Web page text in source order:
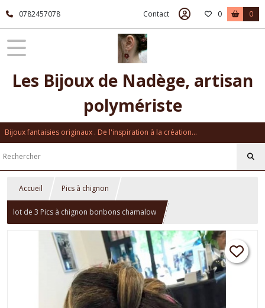
0782457078 Contact 0 0
Les Bijoux de Nadège, artisan
polymériste
Bijoux fantaisies originaux . De l'inspiration à la création...
Accueil Pics à chignon
lot de 3 Pics à chignon bonbons chamalow